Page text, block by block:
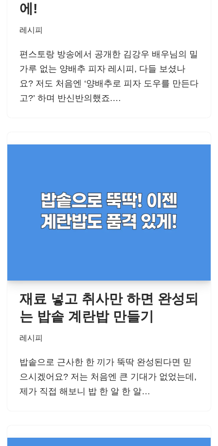
에!
레시피
편스토랑 방송에서 공개한 김강우 배우님의 밀
가루 없는 양배추 피자 레시피, 다들 보셨나
요? 저도 처음엔 ‘양배추로 피자 도우를 만든다
고?’ 하며 반신반의했죠.…
재료 넣고 취사만 하면 완성되
는 밥솥 계란밥 만들기
레시피
밥솥으로 근사한 한 끼가 뚝딱 완성된다면 믿
으시겠어요? 저는 처음엔 큰 기대가 없었는데,
제가 직접 해보니 밥 한 알 한 알…